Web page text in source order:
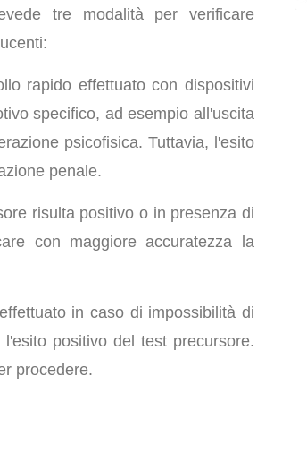
tre modalità per verificare
rapido effettuato con dispositivi
specifico, ad esempio all'uscita
psicofisica. Tuttavia, l'esito
penale.
risulta positivo o in presenza di
con maggiore accuratezza la
in caso di impossibilità di
positivo del test precursore.
procedere.